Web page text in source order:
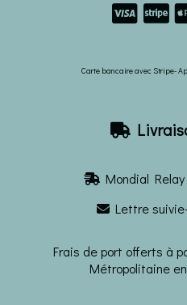

Carte bancaire avec Stripe-

 Mondial Relay
 Lettre
Frais de port offerts à
Métropolitaine